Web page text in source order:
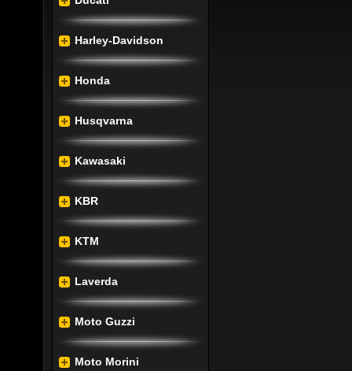
Harley-Davidson
Honda
Husqvarna
Kawasaki
KBR
KTM
Laverda
Moto Guzzi
Moto Morini